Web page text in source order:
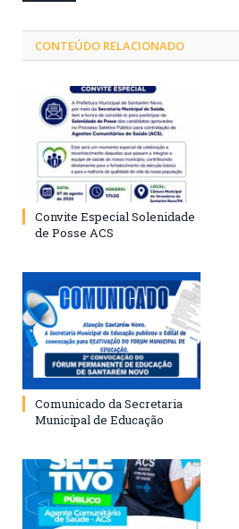
CONTEÚDO RELACIONADO
Convite Especial Solenidade
de Posse ACS
Comunicado da Secretaria
Municipal de Educação